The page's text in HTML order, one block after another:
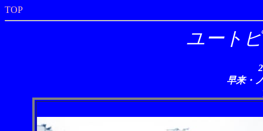
TOP
ユート
早来・